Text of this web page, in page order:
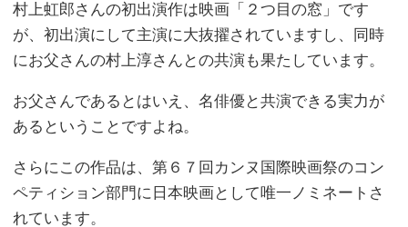
村上虹郎さんの初出演作は映画「２つ目の窓」です
が、初出演にして主演に大抜擢されていますし、同時
にお父さんの村上淳さんとの共演も果たしています。
お父さんであるとはいえ、名俳優と共演できる実力が
あるということですよね。
さらにこの作品は、第６７回カンヌ国際映画祭のコン
ペティション部門に日本映画として唯一ノミネートさ
れています。